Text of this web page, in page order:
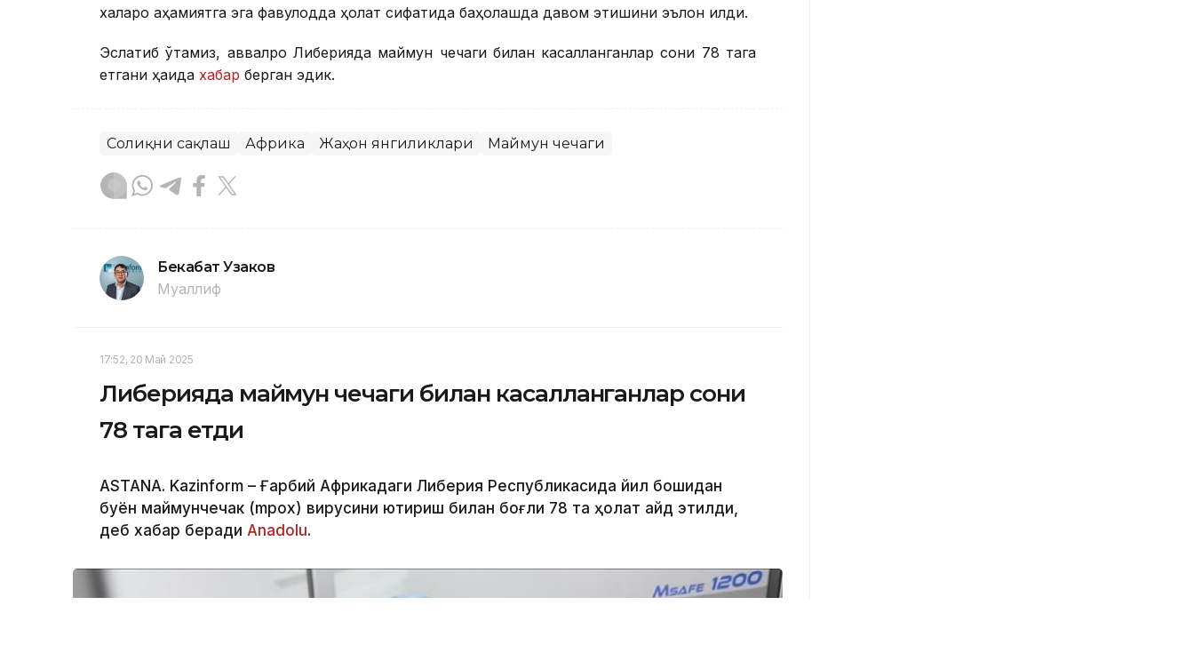
халқаро аҳамиятга эга фавқулодда ҳолат сифатида баҳолашда давом этишини эълон қилди.
Эслатиб ўтамиз, аввалроқ Либерияда маймун чечаги билан касалланганлар сони 78 тага
етгани ҳақида хабар берган эдик.
Соғлиқни сақлаш Африка Жаҳон янгиликлари Маймун чечаги
Бекабат Узаков
Муаллиф
17:52, 20 Май 2025
Либерияда маймун чечаги билан касалланганлар сони
78 тага етди
ASTANA. Kazinform – Ғарбий Африкадаги Либерия Республикасида йил бошидан
буён маймунчечак (mpox) вирусини юқтириш билан боғлиқ 78 та ҳолат қайд этилди,
деб хабар беради Anadolu.